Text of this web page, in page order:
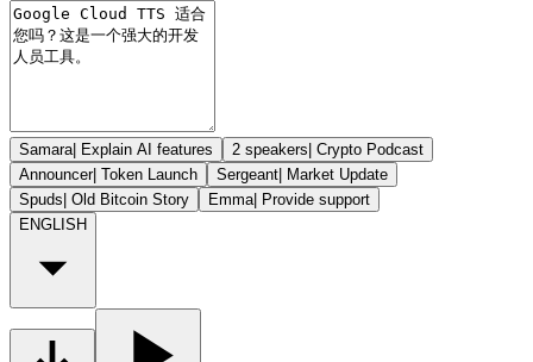
Samara| Explain AI features 2 speakers| Crypto Podcast
Announcer| Token Launch Sergeant| Market Update
Spuds| Old Bitcoin Story Emma| Provide support
ENGLISH